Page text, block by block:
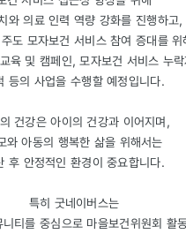
와 의료 인력 역량 강화를 진행하고,
도 모자보건 서비스 참여 증대를 위
육 및 캠페인, 모자보건 서비스 누
등의 사업을 수행할 예정입니다.
건강은 아이의 건강과 이어지며,
와 아동의 행복한 삶을 위해서는
후 안정적인 환경이 중요합니다.
특히 굿네이버스는
니티를 중심으로 마을보건위원회 활